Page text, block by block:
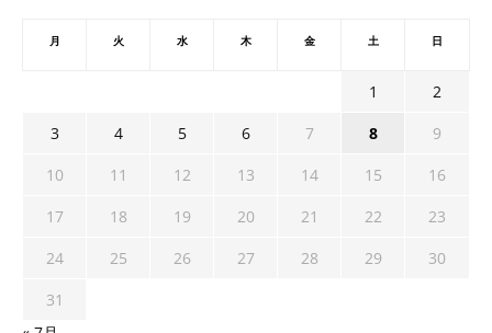
月 火 水 木 金 土 日
1
2
3
4 5 6 7 8
9
10
11 12 13 14 15
16
17
18 19 20 21 22
23
24
25 26 27 28 29
30
31